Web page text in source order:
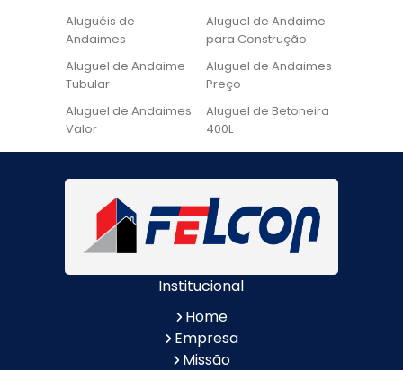
Aluguéis de
Andaimes
Aluguel de Andaime
para Construção
Aluguel de Andaime
Tubular
Aluguel de Andaimes
Preço
Aluguel de Andaimes
Valor
Aluguel de Betoneira
400L
Aluguel de Betoneira
Cadeira de Pintura
Locação de Andaime
Preço
Locação de Andaime
Tubular
Locação de Andaime
Locação de
Quanto Custa
Andaimes
Valor do Aluguel de
Institucional
Home
Empresa
Missão